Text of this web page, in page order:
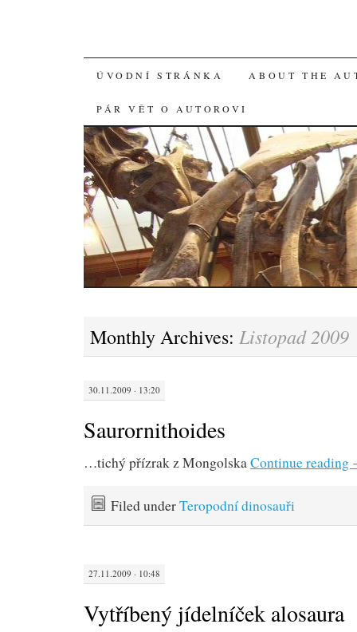
SKIP
TO
CONTENT
ÚVODNÍ STRÁNKA ABOUT THE
PÁR VĚT O AUTOROVI
Monthly Archives: Listopad 2009
30.11.2009 · 13:20
Saurornithoides
…tichý přízrak z MongolskaContinue reading
Filed underTeropodní dinosauři
27.11.2009 · 10:48
Vytříbený jídelníček alosaura